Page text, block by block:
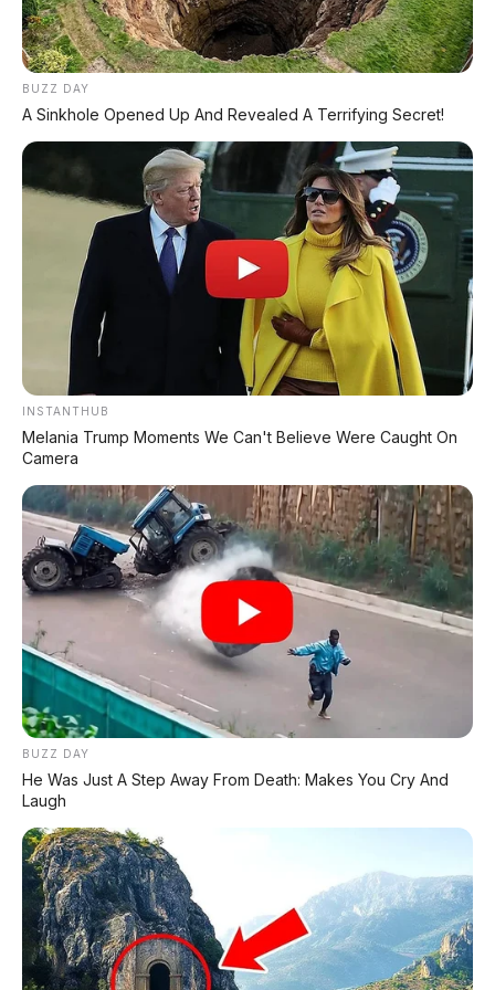
Daftar Harga OTR
CUCI GUDANG DEALER 2026
HARGA MULAI
RP 1,5 JT
✅ SURAT RESMI (BPKB + STNK)
✅ Kondisi Unit Terawat
✅ Berbagai Merek & Tahun
*STOK TERBATAS - SIAPA CEPAT DIA DAPAT
TECHNICAL RESEARCH DIVISION
SPEEDOSCIENCE
Comprehensive database for automotive engineering,
aerospace physics, and high-velocity performance logs.
LAND RECORDS
AERO TECH
MARINE DATA
EXPLORE DATABASE →
BUZZ DAY
A Sinkhole Opened Up And Revealed A Terrifying Secret!
INSTANTHUB
Melania Trump Moments We Can't Believe Were Caught On
Camera
BUZZ DAY
He Was Just A Step Away From Death: Makes You Cry And
Laugh